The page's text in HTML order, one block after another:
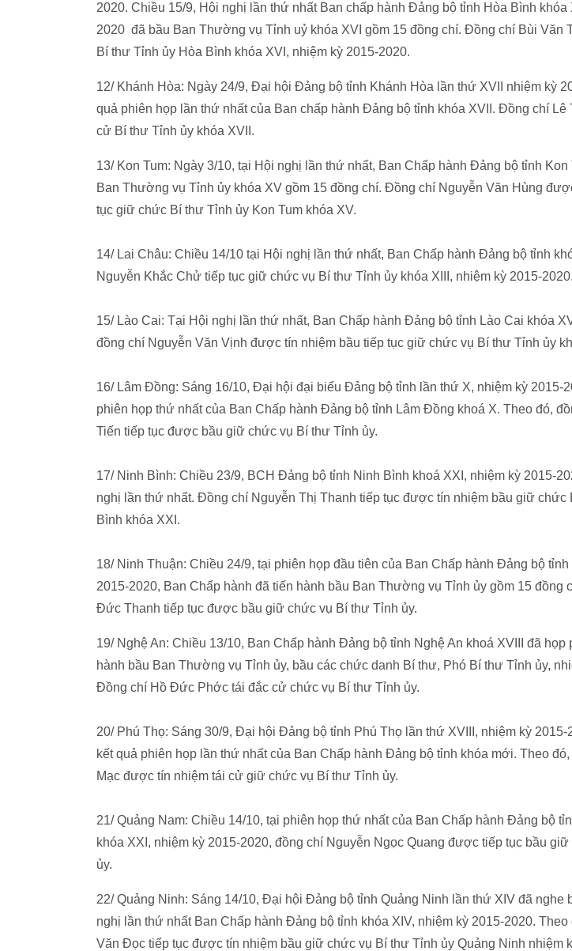
2020. Chiều 15/9, Hội nghị lần thứ nhất Ban chấp hành Đảng bộ tỉnh Hòa Bình khóa
2020 đã bầu Ban Thường vụ Tỉnh uỷ khóa XVI gồm 15 đồng chí. Đồng chí Bùi Văn
Bí thư Tỉnh ủy Hòa Bình khóa XVI, nhiệm kỳ 2015-2020.
12/ Khánh Hòa: Ngày 24/9, Đại hội Đảng bộ tỉnh Khánh Hòa lần thứ XVII nhiệm kỳ
quả phiên họp lần thứ nhất của Ban chấp hành Đảng bộ tỉnh khóa XVII. Đồng chí Lê
cử Bí thư Tỉnh ủy khóa XVII.
13/ Kon Tum: Ngày 3/10, tại Hội nghị lần thứ nhất, Ban Chấp hành Đảng bộ tỉnh Kon
Ban Thường vụ Tỉnh ủy khóa XV gồm 15 đồng chí. Đồng chí Nguyễn Văn Hùng
tục giữ chức Bí thư Tỉnh ủy Kon Tum khóa XV.
14/ Lai Châu: Chiều 14/10 tại Hội nghị lần thứ nhất, Ban Chấp hành Đảng bộ tỉnh
Nguyễn Khắc Chử tiếp tục giữ chức vụ Bí thư Tỉnh ủy khóa XIII, nhiệm kỳ 2015-2020.
15/ Lào Cai: Tại Hội nghị lần thứ nhất, Ban Chấp hành Đảng bộ tỉnh Lào Cai khóa
đồng chí Nguyễn Văn Vịnh được tín nhiệm bầu tiếp tục giữ chức vụ Bí thư Tỉnh ủy
16/ Lâm Đồng: Sáng 16/10, Đại hội đại biểu Đảng bộ tỉnh lần thứ X, nhiệm kỳ 2015-
phiên họp thứ nhất của Ban Chấp hành Đảng bộ tỉnh Lâm Đồng khoá X. Theo đó,
Tiến tiếp tục được bầu giữ chức vụ Bí thư Tỉnh ủy.
17/ Ninh Bình: Chiều 23/9, BCH Đảng bộ tỉnh Ninh Bình khoá XXI, nhiệm kỳ 2015-
nghị lần thứ nhất. Đồng chí Nguyễn Thị Thanh tiếp tục được tín nhiệm bầu giữ chức
Bình khóa XXI.
18/ Ninh Thuận: Chiều 24/9, tại phiên họp đầu tiên của Ban Chấp hành Đảng bộ tỉnh
2015-2020, Ban Chấp hành đã tiến hành bầu Ban Thường vụ Tỉnh ủy gồm 15 đồng
Đức Thanh tiếp tục được bầu giữ chức vụ Bí thư Tỉnh ủy.
19/ Nghệ An: Chiều 13/10, Ban Chấp hành Đảng bộ tỉnh Nghệ An khoá XVIII đã họp
hành bầu Ban Thường vụ Tỉnh ủy, bầu các chức danh Bí thư, Phó Bí thư Tỉnh ủy,
Đồng chí Hồ Đức Phớc tái đắc cử chức vụ Bí thư Tỉnh ủy.
20/ Phú Thọ: Sáng 30/9, Đại hội Đảng bộ tỉnh Phú Thọ lần thứ XVIII, nhiệm kỳ 2015-
kết quả phiên họp lần thứ nhất của Ban Chấp hành Đảng bộ tỉnh khóa mới. Theo
Mạc được tín nhiệm tái cử giữ chức vụ Bí thư Tỉnh ủy.
21/ Quảng Nam: Chiều 14/10, tại phiên họp thứ nhất của Ban Chấp hành Đảng bộ
khóa XXI, nhiệm kỳ 2015-2020, đồng chí Nguyễn Ngọc Quang được tiếp tục bầu
ủy.
22/ Quảng Ninh: Sáng 14/10, Đại hội Đảng bộ tỉnh Quảng Ninh lần thứ XIV đã nghe
nghị lần thứ nhất Ban Chấp hành Đảng bộ tỉnh khóa XIV, nhiệm kỳ 2015-2020.
Văn Đọc tiếp tục được tín nhiệm bầu giữ chức vụ Bí thư Tỉnh ủy Quảng Ninh nhiệm